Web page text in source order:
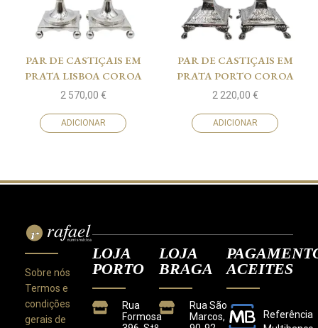
PAR DE CASTIÇAIS EM
PRATA LISBOA COROA
2 570,00 €
ADICIONAR
PAR DE CASTIÇAIS EM
PRATA PORTO COROA
2 220,00 €
ADICIONAR
Sobre nós
Termos e
condições
gerais de
LOJA
PORTO
Rua
Formosa
LOJA
BRAGA
Rua São
Marcos,
ACEITES
Referência